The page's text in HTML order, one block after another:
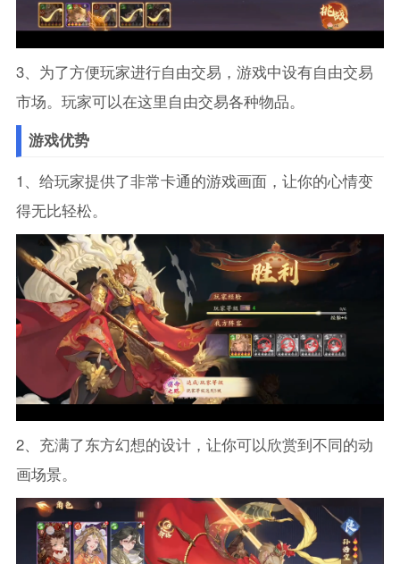
3、为了方便玩家进行自由交易，游戏中设有自由交易
市场。玩家可以在这里自由交易各种物品。
游戏优势
1、给玩家提供了非常卡通的游戏画面，让你的心情变
得无比轻松。
2、充满了东方幻想的设计，让你可以欣赏到不同的动
画场景。